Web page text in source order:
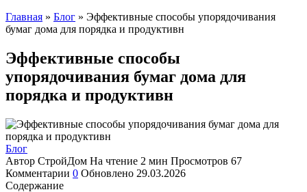
Главная » Блог » Эффективные способы упорядочивания
бумаг дома для порядка и продуктивн
Эффективные способы
упорядочивания бумаг дома для
порядка и продуктивн
Блог
Автор СтройДом На чтение 2 мин Просмотров 67
Комментарии 0 Обновлено 29.03.2026
Содержание